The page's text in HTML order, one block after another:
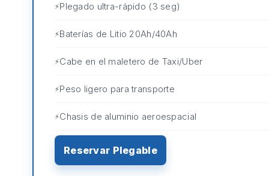
Plegado ultra-rápido (3 seg)
Baterías de Litio 20Ah/40Ah
Cabe en el maletero de Taxi/Uber
Peso ligero para transporte
Chasis de aluminio aeroespacial
Reservar Plegable